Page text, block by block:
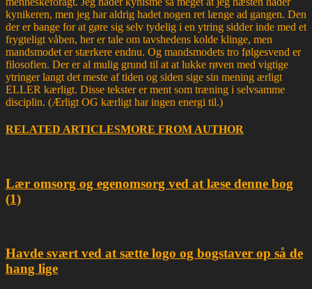
kynikeren, men jeg har aldrig hadet nogen ret længe ad gangen. Den
der er bange for at gøre sig selv tydelig i en ytring sidder inde med et
frygteligt våben, her er tale om tavshedens kolde klinge, men
mandsmodet er stærkere endnu. Og mandsmodets tro følgesvend er
filosofien. Der er al mulig grund til at at lukke røven med vigtige
ytringer langt det meste af tiden og siden sige sin mening ærligt
ELLER kærligt. Disse tekster er ment som træning i selvsamme
disciplin. (Ærligt OG kærligt har ingen energi til.)
RELATED ARTICLESMORE FROM AUTHOR
Lær omsorg og egenomsorg ved at læse denne bog
(1)
Havde svært ved at sætte logo og bogstaver op så de
hang lige